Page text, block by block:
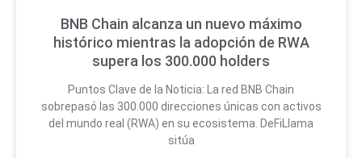
BNB Chain alcanza un nuevo máximo
histórico mientras la adopción de RWA
supera los 300.000 holders
Puntos Clave de la Noticia: La red BNB Chain
sobrepasó las 300.000 direcciones únicas con activos
del mundo real (RWA) en su ecosistema. DeFiLlama
sitúa